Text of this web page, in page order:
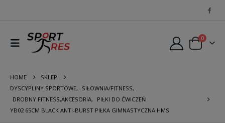
0
HOME
SKLEP
DYSCYPLINY SPORTOWE, SIŁOWNIA/FITNESS,
DROBNY FITNESS,AKCESORIA,
PIŁKI DO ĆWICZEŃ
YB02 65CM BLACK ANTI-BURST PIŁKA GIMNASTYCZNA HMS